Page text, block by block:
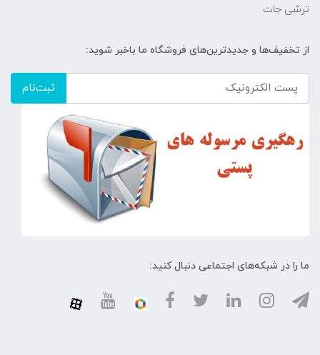
ترشی جات
از تخفیف‌ها و جدیدترین‌های فروشگاه ما باخبر شوید:
ثبت‌نام
ما را در شبکه‌های اجتماعی دنبال کنید: